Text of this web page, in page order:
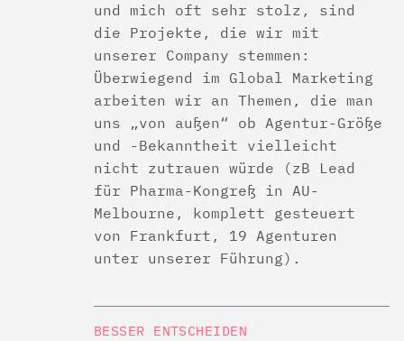
und mich oft sehr stolz, sind
die Projekte, die wir mit
unserer Company stemmen:
Überwiegend im Global Marketing
arbeiten wir an Themen, die man
uns „von außen“ ob Agentur-Größe
und -Bekanntheit vielleicht
nicht zutrauen würde (zB Lead
für Pharma-Kongreß in AU-
Melbourne, komplett gesteuert
von Frankfurt, 19 Agenturen
unter unserer Führung).
BESSER ENTSCHEIDEN